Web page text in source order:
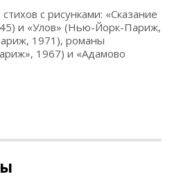
с рисунками: «Сказание
и «Улов» (Нью-Йорк-Париж,
1971), романы
1967) и «Адамово